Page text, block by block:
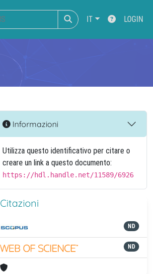
IT LOGIN
Informazioni
Utilizza questo identificativo per citare o
creare un link a questo documento:
https://hdl.handle.net/11589/6926
Citazioni
ND
ND